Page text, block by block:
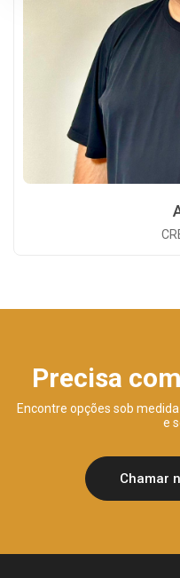
Precisa
Encontre opções sob
e
Chamar